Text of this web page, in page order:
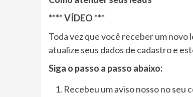
**** VÍDEO ***
Toda vez que você receber um
atualize seus dados de cadastro e
Siga o passo a passo abaixo:
Recebeu um aviso nosso no seu